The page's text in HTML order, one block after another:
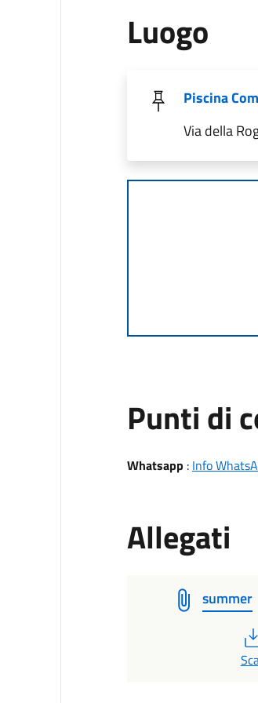
Luogo
Piscina
Via della
Punti di
Whatsapp : Info
Allegati
summer